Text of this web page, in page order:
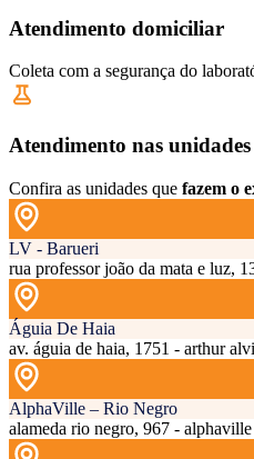
Atendimento domiciliar
Coleta com a segurança do
Atendimento nas unidades
Confira as unidades que fazem o
LV - Barueri
rua professor joão da mata e luz,
Águia De Haia
av. águia de haia, 1751 - arthur
AlphaVille – Rio Negro
alameda rio negro, 967 - alphaville